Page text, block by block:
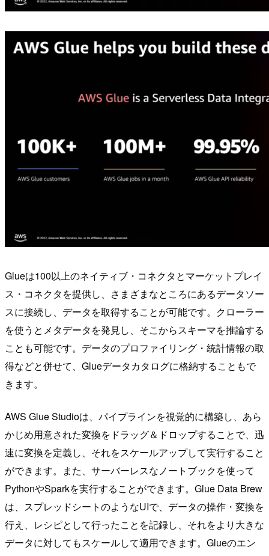
Glueは100以上のネイティブ・コネクタとマーケットプレイ
ス・コネクタを提供し、さまざまなところにあるデータソー
スに接続し、データを取得することが可能です。クローラー
を使うとメタデータを発見し、そこからスキーマを推論する
ことも可能です。データのプロファイリング・統計情報の取
得などと併せて、Glueデータカタログに格納することもで
きます。
AWS Glue Studioは、パイプラインを視覚的に構築し、あら
かじめ用意された変換をドラッグ＆ドロップすることで、迅
速に変換を定義し、それをスケールアップして実行すること
ができます。また、サーバーレスなノートブックを使って
PythonやSparkを実行することができます。Glue Data Brew
は、スプレッドシートのようなUIで、データの操作・変換を
行え、レシピとして行ったことを記録し、それをより大きな
データに対してもスケールして適用できます。Glueのエン